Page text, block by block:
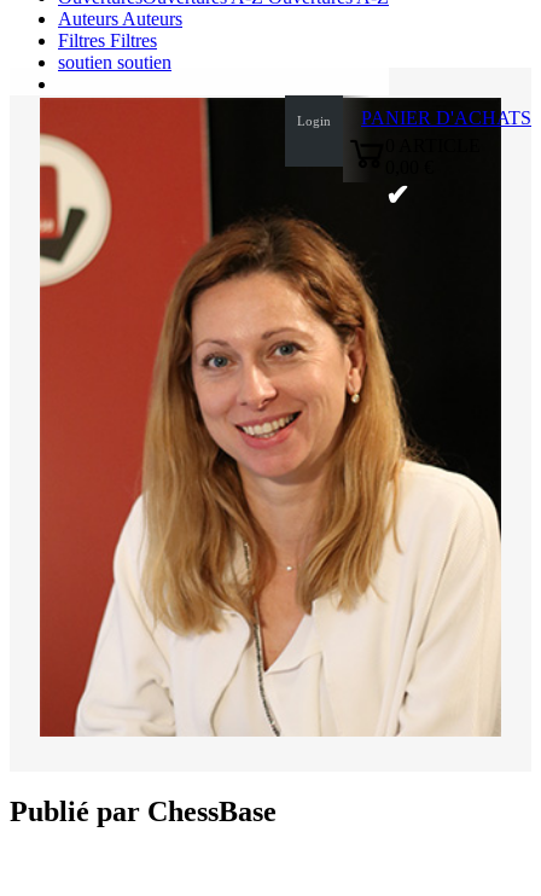
Auteurs Auteurs
Filtres Filtres
soutien soutien
Login
PANIER D'ACHATS
✔
Publié par ChessBase